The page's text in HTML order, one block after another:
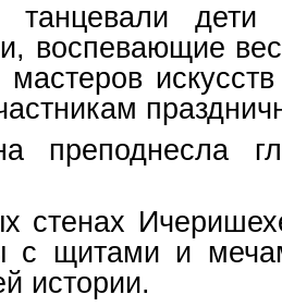
дети
воспевающие
мастеров
преподнесла
стенах
с щитами и
истории.